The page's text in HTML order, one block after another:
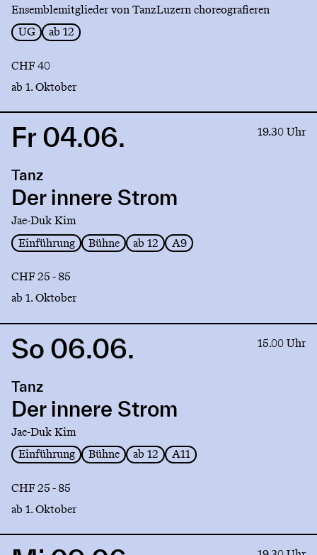
Ensemblemitglieder von TanzLuzern choreografieren
UG
ab 12
CHF 40
ab 1. Oktober
Link
Der
innere
Strom
Fr 04.06. 19.30 Uhr
Tanz
Der innere Strom
Jae-Duk Kim
Einführung
Bühne ab 12 A9
CHF 25 - 85
ab 1. Oktober
Link
Der
innere
Strom
So 06.06. 15.00 Uhr
Tanz
Der innere Strom
Jae-Duk Kim
Einführung
Bühne ab 12 A11
CHF 25 - 85
ab 1. Oktober